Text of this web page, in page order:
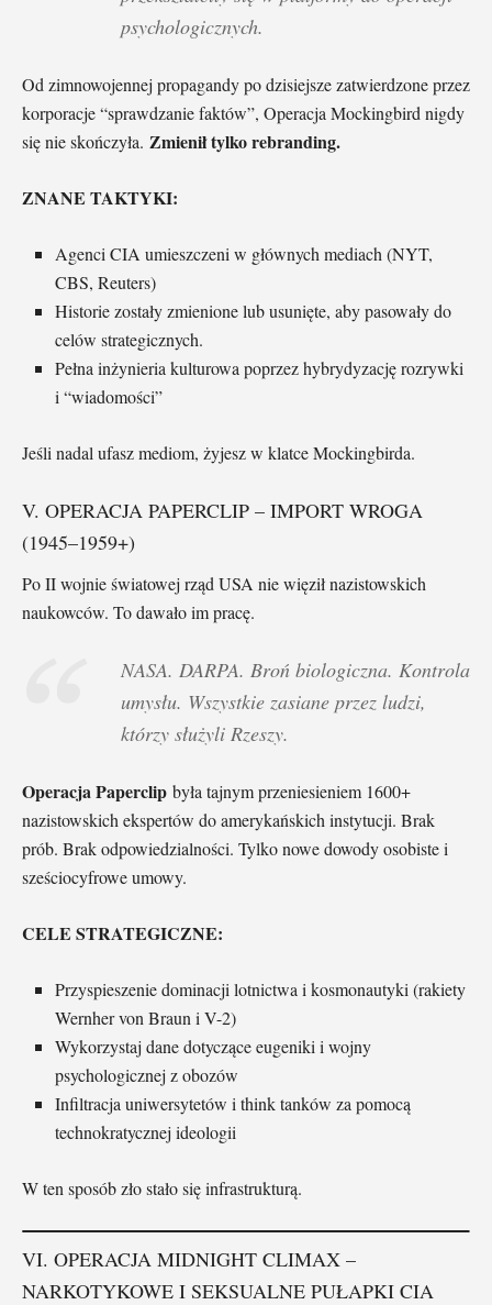
psychologicznych.
Od zimnowojennej propagandy po dzisiejsze zatwierdzone przez
korporacje “sprawdzanie faktów”, Operacja Mockingbird nigdy
się nie skończyła. Zmienił tylko rebranding.
ZNANE TAKTYKI:
Agenci CIA umieszczeni w głównych mediach (NYT,
CBS, Reuters)
Historie zostały zmienione lub usunięte, aby pasowały do
celów strategicznych.
Pełna inżynieria kulturowa poprzez hybrydyzację rozrywki
i “wiadomości”
Jeśli nadal ufasz mediom, żyjesz w klatce Mockingbirda.
V. OPERACJA PAPERCLIP – IMPORT WROGA
(1945–1959+)
Po II wojnie światowej rząd USA nie więził nazistowskich
naukowców. To dawało im pracę.
NASA. DARPA. Broń biologiczna. Kontrola
umysłu. Wszystkie zasiane przez ludzi,
którzy służyli Rzeszy.
Operacja Paperclip była tajnym przeniesieniem 1600+
nazistowskich ekspertów do amerykańskich instytucji. Brak
prób. Brak odpowiedzialności. Tylko nowe dowody osobiste i
sześciocyfrowe umowy.
CELE STRATEGICZNE:
Przyspieszenie dominacji lotnictwa i kosmonautyki (rakiety
Wernher von Braun i V-2)
Wykorzystaj dane dotyczące eugeniki i wojny
psychologicznej z obozów
Infiltracja uniwersytetów i think tanków za pomocą
technokratycznej ideologii
W ten sposób zło stało się infrastrukturą.
VI. OPERACJA MIDNIGHT CLIMAX –
NARKOTYKOWE I SEKSUALNE PUŁAPKI CIA